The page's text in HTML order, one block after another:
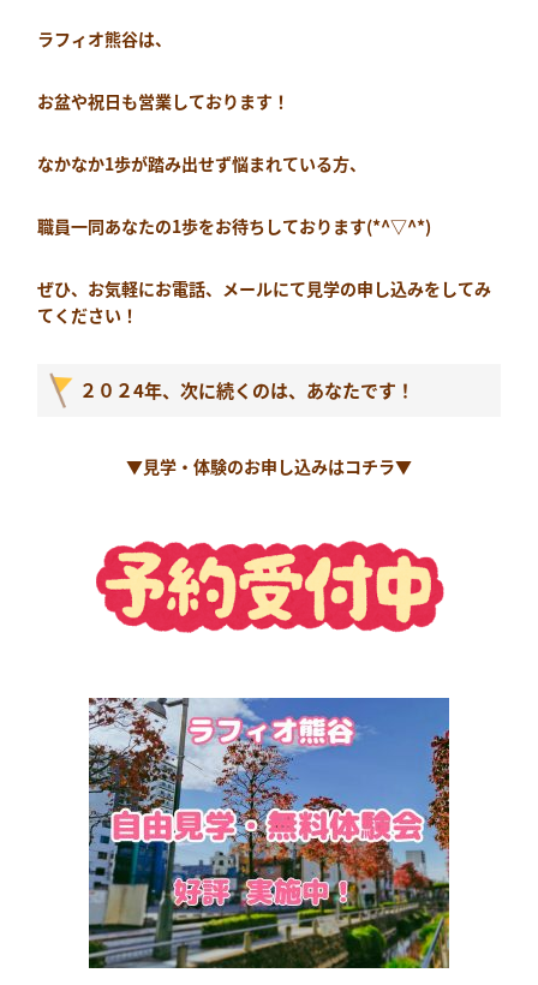
ラフィオ熊谷は、
お盆や祝日も営業しております！
なかなか1歩が踏み出せず悩まれている方、
職員一同あなたの1歩をお待ちしております(*^▽^*)
ぜひ、お気軽にお電話、メールにて見学の申し込みをしてみ
てください！
２０２4年、次に続くのは、あなたです！
▼見学・体験のお申し込みはコチラ▼